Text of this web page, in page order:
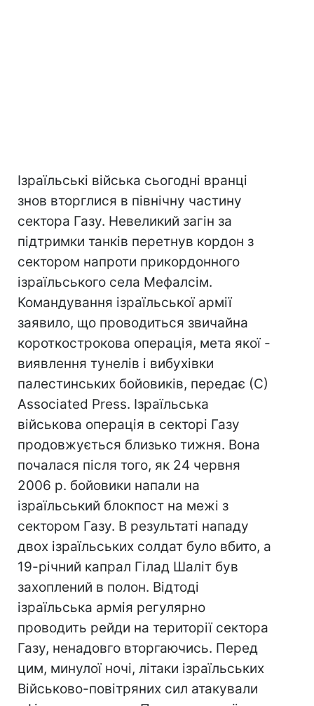
Ізраїльські війська сьогодні вранці
знов вторглися в північну частину
сектора Газу. Невеликий загін за
підтримки танків перетнув кордон з
сектором напроти прикордонного
ізраїльського села Мефалсім.
Командування ізраїльської армії
заявило, що проводиться звичайна
короткострокова операція, мета якої -
виявлення тунелів і вибухівки
палестинських бойовиків, передає (С)
Associated Press. Ізраїльська
військова операція в секторі Газу
продовжується близько тижня. Вона
почалася після того, як 24 червня
2006 р. бойовики напали на
ізраїльський блокпост на межі з
сектором Газу. В результаті нападу
двох ізраїльських солдат було вбито, а
19-річний капрал Гілад Шаліт був
захоплений в полон. Відтоді
ізраїльська армія регулярно
проводить рейди на території сектора
Газу, ненадовго вторгаючись. Перед
цим, минулої ночі, літаки ізраїльських
Військово-повітряних сил атакували